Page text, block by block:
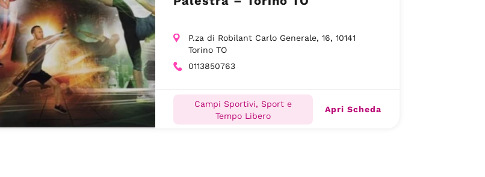
P.za di Robilant Carlo Generale, 16, 10141
Torino TO
0113850763
Campi Sportivi, Sport e
Tempo Libero
Apri Scheda